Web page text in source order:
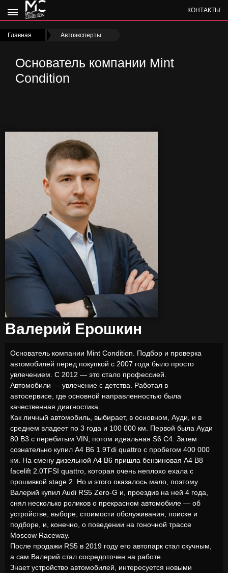
КОНТАКТЫ
Главная › Автоэксперты
Основатель компании Mint
Condition
Валерий Ерошкин
Основатель компании Mint Condition. Подбор и проверка
автомобилей перед покупкой с 2007 года было просто
увлечением. С 2012 — это стало профессией.
Автомобили — увлечение с детства. Работал в
автосервисе, где основной направленностью была
качественная диагностика.
Как личный автомобиль, выбирает, в основном, Ауди, и в
среднем владеет по 3 года и 100 000 км. Первой была Ауди
80 B3 с перебитым VIN, потом идеальная S6 C4. Затем
сознательно купил A4 B6 1.9Tdi quattro с пробегом 400 000
км. На смену дизельной А4 В6 пришла бензиновая A4 B8
facelift 2.0TFSI quattro, которая очень неплохо ехала с
прошивкой stage 2. Но и этого оказалось мало, поэтому
Валерий купил Audi RS5 Zero-G и, проездив на ней 4 года,
снял несколько роликов о прекрасном автомобиле — об
устройстве, выборе, стоимости обслуживания, поиске и
подборе, и, конечно, о поведении на гоночной трассе
Moscow Raceway.
После продажи RS5 в 2019 году его автопарк стал скучным,
а сам Валерий стал сосредоточен на работе.
Знает устройство автомобилей, интересуется новыми